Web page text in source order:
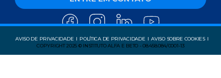
AVISO DE PRIVACIDADE POLÍTICA DE PRIVACIDADE
AVISO SOBRE COOKIES
COPYRIGHT 2025 © INSTITUTO ALFA E BETO - 08.458.084/0001-13